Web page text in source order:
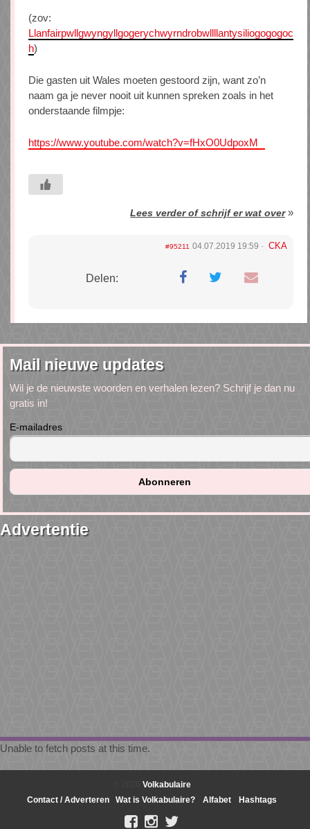
(zov:
Llanfairpwllgwyngyllgogerychwyrndrobwllllantysiliogogogoc
h)
Die gasten uit Wales moeten gestoord zijn, want zo’n
naam ga je never nooit uit kunnen spreken zoals in het
onderstaande filmpje:
https://www.youtube.com/watch?v=fHxO0UdpoxM
Lees verder of schrijf er wat over»
#95211 04.07.2019 19:59 CKA
Delen:
Mail nieuwe updates
Wil je de nieuwste woorden en verhalen lezen? Schrijf je dan nu
gratis in!
E-mailadres
Advertentie
Unable to fetch posts at this time.
Volkabulaire
Contact / Adverteren
Wat is Volkabulaire? Alfabet Hashtags